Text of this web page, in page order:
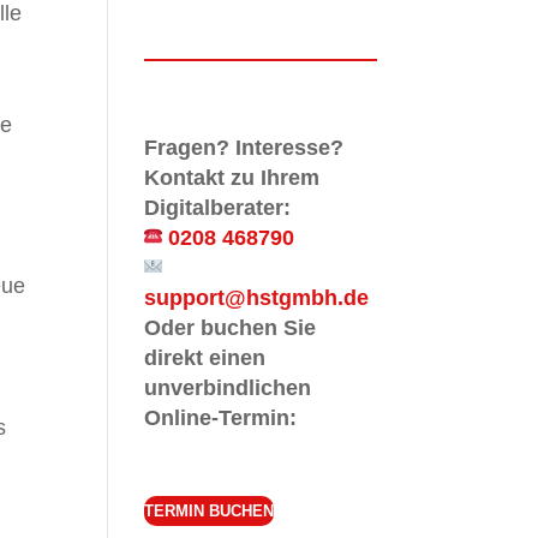
Fragen? Interesse?
Kontakt zu Ihrem
Digitalberater:
0208 468790
support@hstgmbh.de
Oder buchen Sie
direkt einen
unverbindlichen
Online-Termin:
TERMIN BUCHEN